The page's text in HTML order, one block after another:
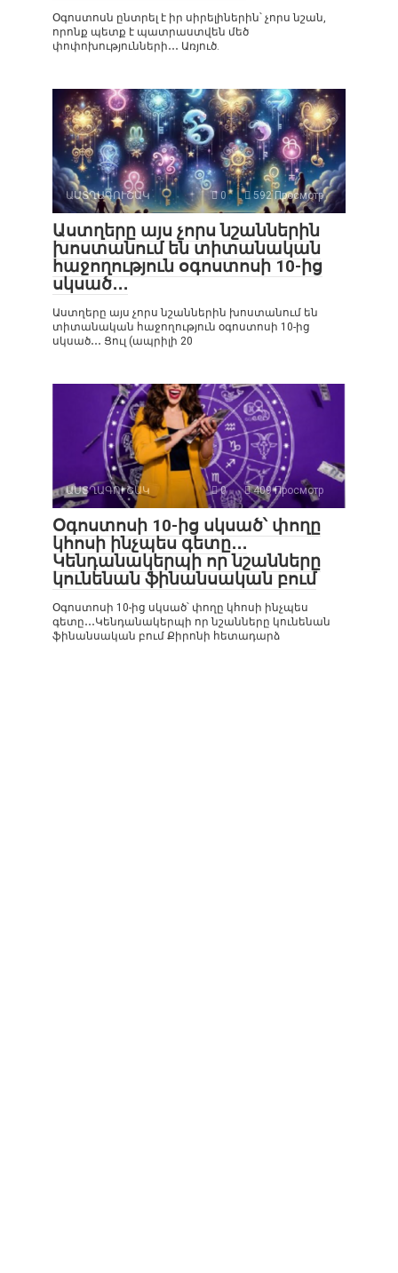
Օգոստոսն ընտրել է իր սիրելիներին՝ չորս նշան,
որոնք պետք է պատրաստվեն մեծ
փոփոխությունների․․․ Առյուծ.
ԱՍՏՂԱԳՈՒՇԱԿ 0 592 Просмотр
Աստղերը այս չորս նշաններին
խոստանում են տիտանական
հաջողություն օգոստոսի 10-ից
սկսած․․․
Աստղերը այս չորս նշաններին խոստանում են
տիտանական հաջողություն օգոստոսի 10-ից
սկսած․․․ Ցուլ (ապրիլի 20
ԱՍՏՂԱԳՈՒՇԱԿ 0 409 Просмотр
Օգոստոսի 10-ից սկսած՝ փողը
կհոսի ինչպես գետը․․․
Կենդանակերպի որ նշանները
կունենան ֆինանսական բում
Օգոստոսի 10-ից սկսած՝ փողը կհոսի ինչպես
գետը․․․Կենդանակերպի որ նշանները կունենան
ֆինանսական բում Քիրոնի հետադարձ